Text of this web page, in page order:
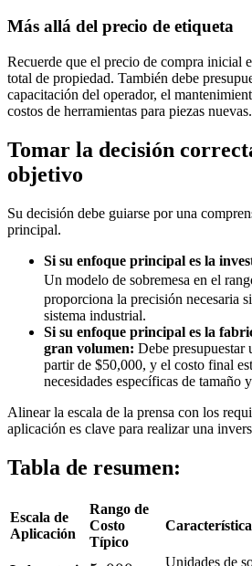
Más allá del precio de etiqueta
Recuerde que el precio de compra inicial
total de propiedad. También debe
capacitación del operador, el
costos de herramientas para piezas nuevas.
Tomar la decisión
objetivo
Su decisión debe guiarse por una
principal.
Si su enfoque principal es la
Un modelo de sobremesa en el
proporciona la precisión necesaria
sistema industrial.
Si su enfoque principal es la
gran volumen: Debe presupuestar
partir de $50,000, y el costo final
necesidades específicas de tamaño
Alinear la escala de la prensa con los
aplicación es clave para realizar una
Tabla de resumen:
Escala de
Aplicación
Rango de
Costo
Típico
Unidades de